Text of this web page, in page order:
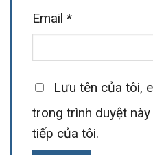
Email *
Lưu tên của tôi,
trong trình duyệt
tiếp của tôi.